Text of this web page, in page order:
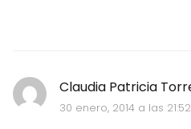
Claudia Patricia
30 enero, 2014 a las 21:52